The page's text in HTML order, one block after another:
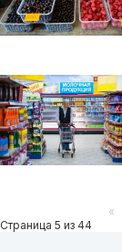
«
Страница 5 из 44